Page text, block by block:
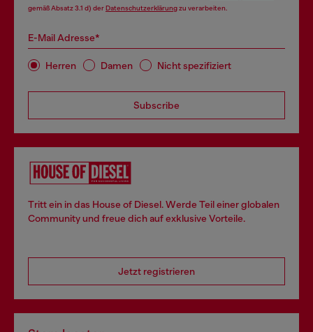
gemäß Absatz 3.1 d) derDatenschutzerklärungzu verarbeiten.
E-Mail Adresse*
Herren Damen Nicht spezifiziert
Subscribe
Tritt ein in das House of Diesel. Werde Teil einer globalen
Community und freue dich auf exklusive Vorteile.
Jetzt registrieren